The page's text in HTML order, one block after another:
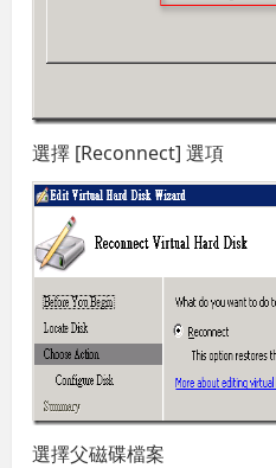
選擇 [Reconnect] 選項
選擇父磁碟檔案